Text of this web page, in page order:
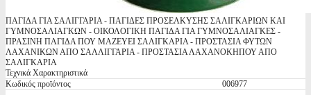
ΠΑΓΙΔΑ ΓΙΑ ΣΑΛΙΓΓΑΡΙΑ - ΠΑΓΙΔΕΣ ΠΡΟΣΕΛΚΥΣΗΣ ΣΑΛΙΓΚΑΡΙΩΝ ΚΑΙ
ΓΥΜΝΟΣΑΛΙΑΓΚΩΝ - ΟΙΚΟΛΟΓΙΚΗ ΠΑΓΙΔΑ ΓΙΑ ΓΥΜΝΟΣΑΛΙΑΓΚΕΣ -
ΠΡΑΣΙΝΗ ΠΑΓΙΔΑ ΠΟΥ ΜΑΖΕΥΕΙ ΣΑΛΙΓΚΑΡΙΑ - ΠΡΟΣΤΑΣΙΑ ΦΥΤΩΝ
ΛΑΧΑΝΙΚΩΝ ΑΠΟ ΣΑΛΛΙΓΓΑΡΙΑ - ΠΡΟΣΤΑΣΙΑ ΛΑΧΑΝΟΚΗΠΟΥ ΑΠΟ
ΣΑΛΙΓΚΑΡΙΑ
Τεχνικά Χαρακτηριστικά
Κωδικός προϊόντος
006977